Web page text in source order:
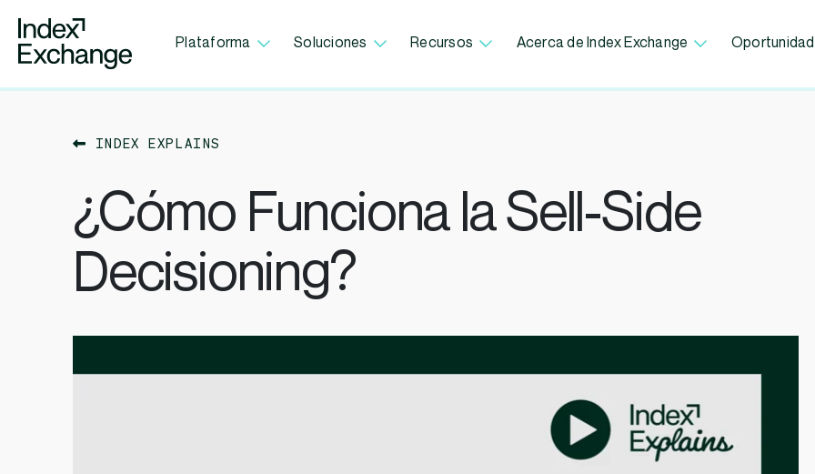
Index Exchange Home page
Plataforma Soluciones Recursos Acerca de Index Exchange
INDEX EXPLAINS
¿Cómo Funciona la Sell-Side
Decisioning?